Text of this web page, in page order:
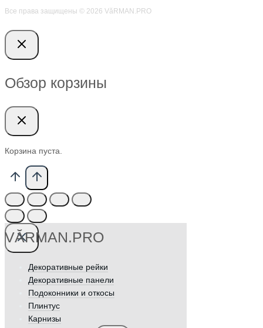
Все права защищены © 2026 VӑRMAN.PRO
Обзор корзины
Корзина пуста.
VӐRMAN.PRO
Декоративные рейки
Декоративные панели
Подоконники и откосы
Плинтус
Карнизы